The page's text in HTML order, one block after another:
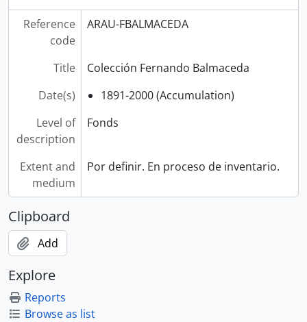
Reference
code
ARAU-FBALMACEDA
Title
Colección Fernando Balmaceda
Date(s)
1891-2000 (Accumulation)
Level of
description
Fonds
Extent and
medium
Por definir. En proceso de inventario.
Clipboard
Add
Explore
Reports
Browse as list